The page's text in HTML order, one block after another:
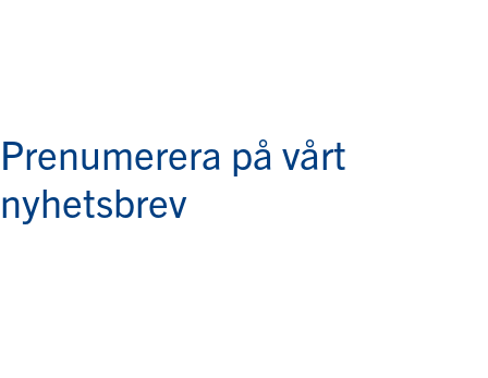
Prenumerera på vårt
nyhetsbrev